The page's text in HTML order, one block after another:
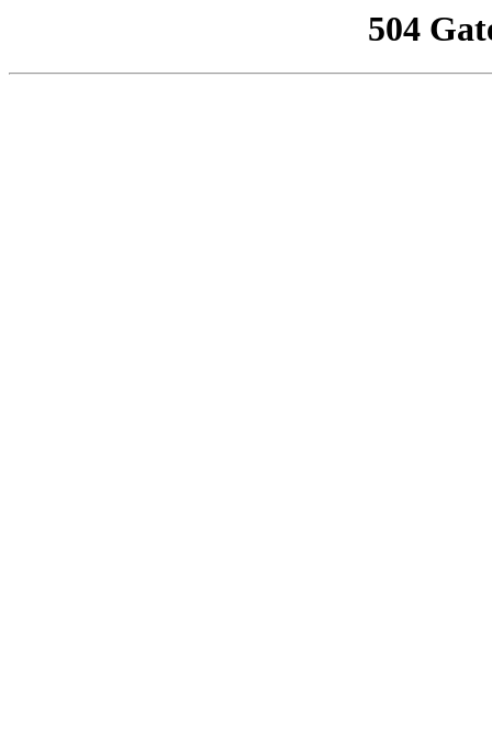
504